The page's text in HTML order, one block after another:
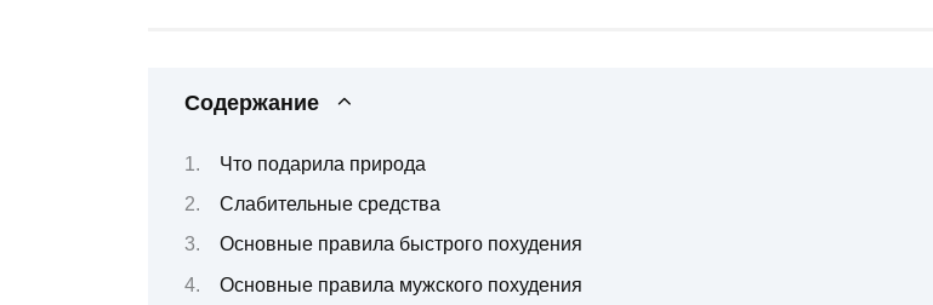
Содержание
Что подарила природа
Слабительные средства
Основные правила быстрого похудения
Основные правила мужского похудения